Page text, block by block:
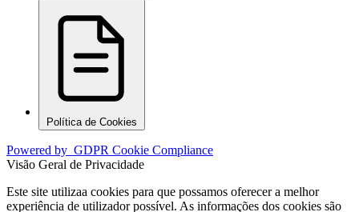
Política de Cookies
Powered by GDPR Cookie Compliance
Visão Geral de Privacidade
Este site utilizaa cookies para que possamos oferecer a melhor
experiência de utilizador possível. As informações dos cookies são